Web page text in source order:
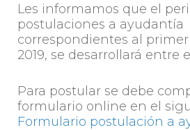
Les informamos que el
postulaciones a ayudantía
correspondientes al
2019, se desarrollará entre
Para postular se debe
formulario online en el
Formulario postulación a